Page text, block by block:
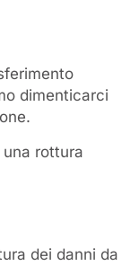
dimenticarci
rottura
dei danni da